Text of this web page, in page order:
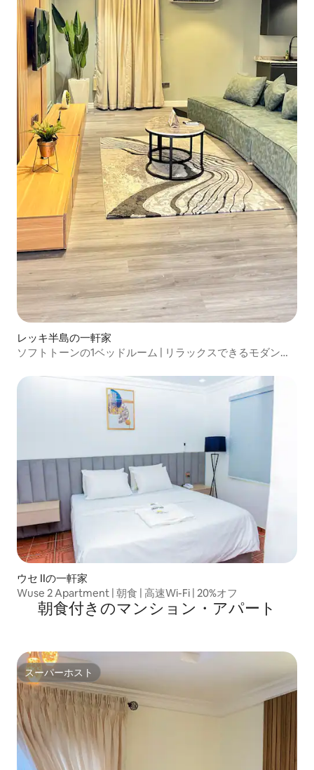
レッキ半島の一軒家
ソフトトーンの1ベッドルーム | リラックスできるモダンな
ウセ IIの一軒家
Wuse 2 Apartment | 朝食 | 高速Wi-Fi | 20%オフ
朝食付きのマンション・アパート
スーパーホスト
スーパーホスト